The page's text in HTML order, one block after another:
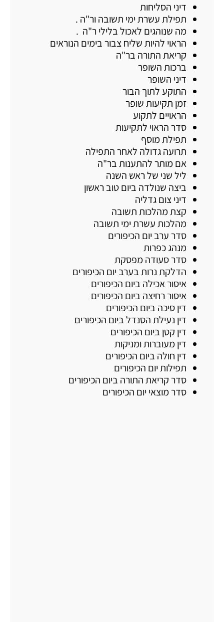
דיני הסליחות
תפילת עשרת ימי תשובה ור"ה .
מה שנוהגים לאכול בלילי ר"ה .
הראוי להיות שליח צבור בימים הנוראים
קריאת התורה בר"ה
ברכות השופר
דיני השופר
התוקע לתוך הבור
זמן תקיעות שופר
הראויים לתקוע
סדר הראוי לתקיעות
תפילת מוסף
תרועה גדולה לאחר התפילה
אם מותר להתענות בר"ה
ליל שני של ראש השנה
ביצה שנולדה ביום טוב ראשון
דיני צום גדליה
קצת מהלכות תשובה
מהלכות עשרת ימי תשובה
סדר ערב יום הכיפורים
מנהג כפרות
סדר סעודה מפסקת
הדלקת נרות בערב יום הכיפורים
איסור אכילה ביום הכיפורים
איסור רחיצה ביום הכיפורים
דין סיכה ביום הכיפורים
דין נעילת הסנדל ביום הכיפורים
דין קטן ביום הכיפורים
דין מעוברות ומניקות
דין חולה ביום הכיפורים
תפילות יום הכיפורים
סדר קריאת התורה ביום הכיפורים
סדר מוצאי יום הכיפורים